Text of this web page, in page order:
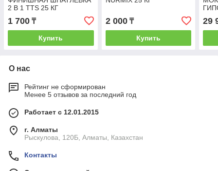
2 В 1 TTS 25 КГ
1 700 ₸
Купить
2 000₸
Купить
29
О нас
Рейтинг не сформирован
Менее 5 отзывов за последний год
Работает с 12.01.2015
г. Алматы
Рыскулова, 120Б, Алматы, Казахстан
Контакты